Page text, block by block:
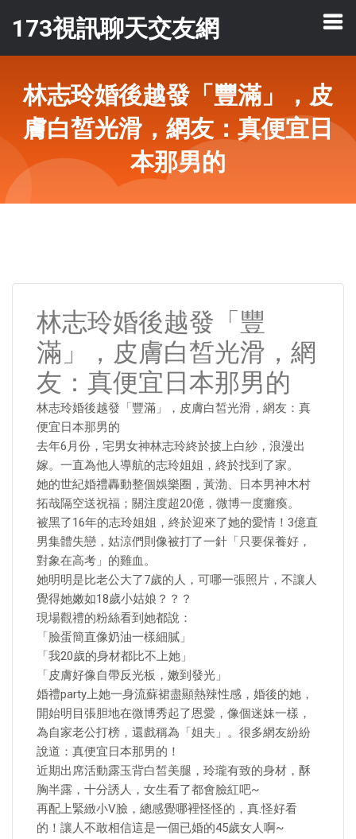
173視訊聊天交友網
林志玲婚後越發「豐滿」，皮
膚白皙光滑，網友：真便宜日
本那男的
林志玲婚後越發「豐
滿」，皮膚白皙光滑，網
友：真便宜日本那男的
林志玲婚後越發「豐滿」，皮膚白皙光滑，網友：真
便宜日本那男的
去年6月份，宅男女神林志玲終於披上白紗，浪漫出
嫁。一直為他人導航的志玲姐姐，終於找到了家。
她的世紀婚禮轟動整個娛樂圈，黃渤、日本男神木村
拓哉隔空送祝福；關注度超20億，微博一度癱瘓。
被黑了16年的志玲姐姐，終於迎來了她的愛情！3億直
男集體失戀，姑涼們則像被打了一針「只要保養好，
對象在高考」的雞血。
她明明是比老公大了7歲的人，可哪一張照片，不讓人
覺得她嫩如18歲小姑娘？？？
現場觀禮的粉絲看到她都說：
「臉蛋簡直像奶油一樣細膩」
「我20歲的身材都比不上她」
「皮膚好像自帶反光板，嫩到發光」
婚禮party上她一身流蘇裙盡顯熱辣性感，婚後的她，
開始明目張胆地在微博秀起了恩愛，像個迷妹一樣，
為自家老公打榜，還戲稱為「姐夫」。很多網友紛紛
說道：真便宜日本那男的！
近期出席活動露玉背白皙美腿，玲瓏有致的身材，酥
胸半露，十分誘人，女生看了都會臉紅吧~
再配上緊緻小V臉，總感覺哪裡怪怪的，真.怪好看
的！讓人不敢相信這是一個已婚的45歲女人啊~